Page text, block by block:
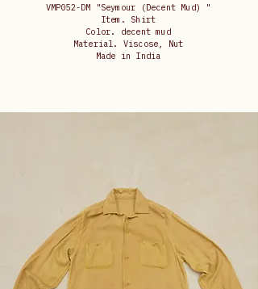
VMP052-DM "Seymour (Decent Mud) "
Item. Shirt
Color. decent mud
Material. Viscose, Nut
Made in India